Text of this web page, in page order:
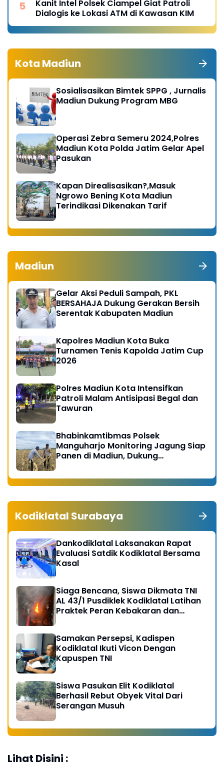
Kanit Intel Polsek Ciampel Giat Patroli
Dialogis ke Lokasi ATM di Kawasan KIM
Kota Madiun
Sosialisasikan Bimtek SPPG , Jurnalis
Madiun Dukung Program MBG
Operasi Zebra Semeru 2024,Polres
Madiun Kota Polda Jatim Gelar Apel
Pasukan
Kapan Direalisasikan?,Masuk
Ngrowo Bening Kota Madiun
Terindikasi Dikenakan Tarif
Madiun
Gelar Aksi Peduli Sampah, PKL
BERSAHAJA Dukung Gerakan Bersih
Serentak Kabupaten Madiun
Kapolres Madiun Kota Buka
Turnamen Tenis Kapolda Jatim Cup
2026
Polres Madiun Kota Intensifkan
Patroli Malam Antisipasi Begal dan
Tawuran
Bhabinkamtibmas Polsek
Manguharjo Monitoring Jagung Siap
Panen di Madiun, Dukung
Kodiklatal Surabaya
Dankodiklatal Laksanakan Rapat
Evaluasi Satdik Kodiklatal Bersama
Kasal
Siaga Bencana, Siswa Dikmata TNI
AL 43/1 Pusdiklek Kodiklatal Latihan
Praktek Peran Kebakaran dan
Samakan Persepsi, Kadispen
Kodiklatal Ikuti Vicon Dengan
Kapuspen TNI
Siswa Pasukan Elit Kodiklatal
Berhasil Rebut Obyek Vital Dari
Serangan Musuh
Lihat Disini :